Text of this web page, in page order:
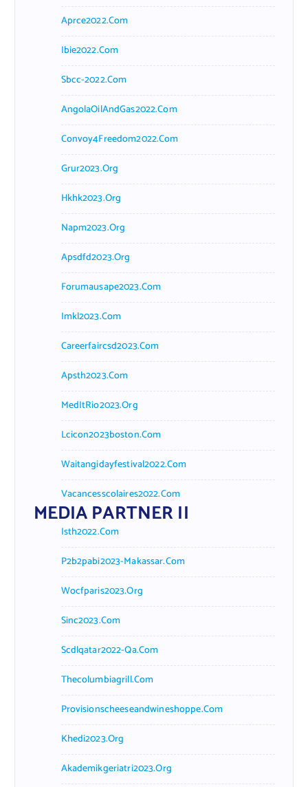
Aprce2022.com
Ibie2022.com
Sbcc-2022.com
AngolaOilAndGas2022.com
Convoy4Freedom2022.com
Grur2023.org
Hkhk2023.org
Napm2023.org
Apsdfd2023.org
Forumausape2023.com
Imkl2023.com
Careerfaircsd2023.com
Apsth2023.com
MedItRio2023.org
Lcicon2023boston.com
Waitangidayfestival2022.com
Vacancesscolaires2022.com
MEDIA PARTNER II
Isth2022.com
P2b2pabi2023-Makassar.com
Wocfparis2023.org
Sinc2023.com
Scdlqatar2022-Qa.com
Thecolumbiagrill.com
Provisionscheeseandwineshoppe.com
Khedi2023.org
Akademikgeriatri2023.org